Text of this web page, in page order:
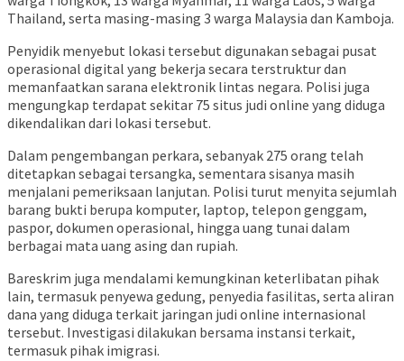
Thailand, serta masing-masing 3 warga Malaysia dan Kamboja.
Penyidik menyebut lokasi tersebut digunakan sebagai pusat
operasional digital yang bekerja secara terstruktur dan
memanfaatkan sarana elektronik lintas negara. Polisi juga
mengungkap terdapat sekitar 75 situs judi online yang diduga
dikendalikan dari lokasi tersebut.
Dalam pengembangan perkara, sebanyak 275 orang telah
ditetapkan sebagai tersangka, sementara sisanya masih
menjalani pemeriksaan lanjutan. Polisi turut menyita sejumlah
barang bukti berupa komputer, laptop, telepon genggam,
paspor, dokumen operasional, hingga uang tunai dalam
berbagai mata uang asing dan rupiah.
Bareskrim juga mendalami kemungkinan keterlibatan pihak
lain, termasuk penyewa gedung, penyedia fasilitas, serta aliran
dana yang diduga terkait jaringan judi online internasional
tersebut. Investigasi dilakukan bersama instansi terkait,
termasuk pihak imigrasi.